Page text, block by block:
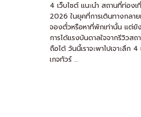
4 เว็บไซต์ แนะนำ สถานที่ท่อ
2026 ในยุคที่การเดินทางกลา
จองตั๋วหรือหาที่พักเท่านั้น แต่ยั
การได้แรงบันดาลใจจากรีวิวส
ถือได้ วันนี้เราจะพาไปเจาะลึก
เกจทัวร์ ...